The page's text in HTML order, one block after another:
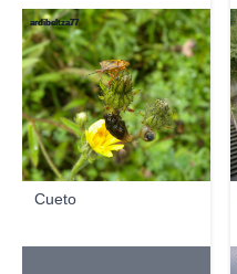
Cueto
ardibeltza77